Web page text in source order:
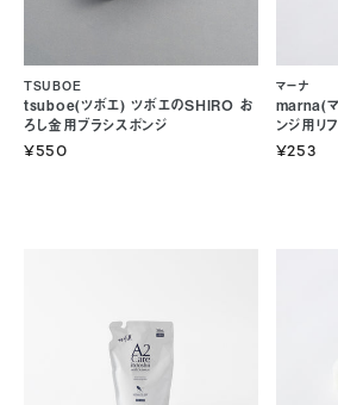
tsuboe(ツボエ) ツボエのSHIRO お
ろし金用ブラシスポンジ
TSUBOE
¥550
marna(
ンジ用リ
マーナ
¥253